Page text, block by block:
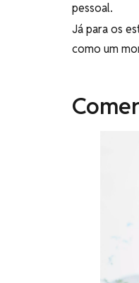
pessoal.
Já para os
como um